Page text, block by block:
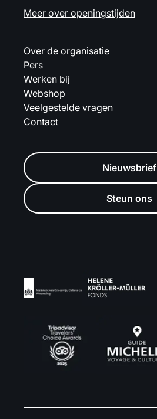
Meer over openingstijden
Over de organisatie
Pers
Werken bij
Webshop
Veelgestelde vragen
Contact
Nieuwsbrief
Steun ons